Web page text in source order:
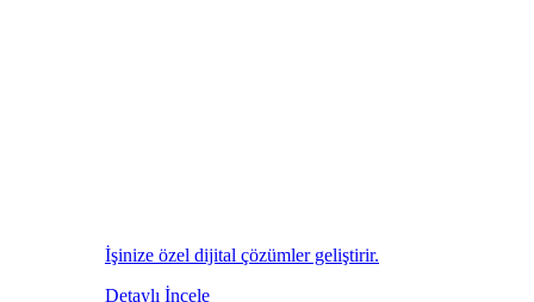
İşinize özel dijital çözümler geliştirir.
Detaylı İncele